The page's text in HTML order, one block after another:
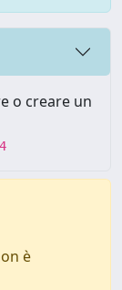
o creare un
è